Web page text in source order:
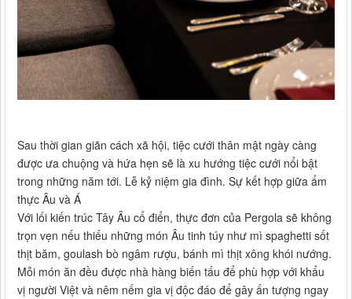
Sau thời gian giãn cách xã hội, tiệc cưới thân mật ngày càng
được ưa chuộng và hứa hẹn sẽ là xu hướng tiệc cưới nổi bật
trong những năm tới. Lễ kỷ niệm gia đình. Sự kết hợp giữa ẩm
thực Âu và Á
Với lối kiến ​​trúc Tây Âu cổ điển, thực đơn của Pergola sẽ không
trọn vẹn nếu thiếu những món Âu tinh túy như mì spaghetti sốt
thịt băm, goulash bò ngâm rượu, bánh mì thịt xông khói nướng.
Mỗi món ăn đều được nhà hàng biến tấu để phù hợp với khẩu
vị người Việt và nêm nếm gia vị độc đáo để gây ấn tượng ngay